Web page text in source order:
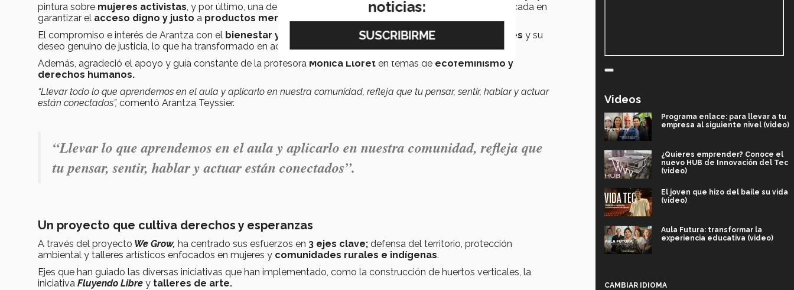
pintura sobre mujeres activistas , y por último, una de sus campañas más destacadas;Fluyendo Libre
enfocada en
garantizar el acceso digno y justo a productos menstruales.
El compromiso e interés de Arantza con el bienestar y justicia social, es inspirado por sus raíces familiares y su
deseo genuino de justicia, lo que ha transformado en acciones concretas
Además, agradeció el apoyo y guía constante de la profesora Mónica Lloret en temas de ecofeminismo y
derechos humanos.
“Llevar todo lo que aprendemos en el aula y aplicarlo en nuestra comunidad, refleja que tu pensar, sentir, hablar y actuar
están conectados”, comentó Arantza Teyssier.
“Llevar lo que aprendemos en el aula y aplicarlo en nuestra comunidad, refleja que
tu pensar, sentir, hablar y actuar están conectados”.
Un proyecto que cultiva derechos y esperanzas
A través del proyecto We Grow, ha centrado sus esfuerzos en 3 ejes clave; defensa del territorio, protección
ambiental y talleres artísticos enfocados en mujeres y comunidades rurales e indígenas.
Ejes que han guiado las diversas iniciativas que han implementado, como la construcción de huertos verticales, la
iniciativa Fluyendo Libre y talleres de arte.
Videos
Programa enlace: para llevar a tu
empresa al siguiente nivel (video)
¿Quieres emprender? Conoce el
nuevo HUB de Innovación del Tec
(video)
El joven que hizo del baile su vida
(video)
Aula Futura: transformar la
experiencia educativa (video)
CAMBIAR IDIOMA
noticias: